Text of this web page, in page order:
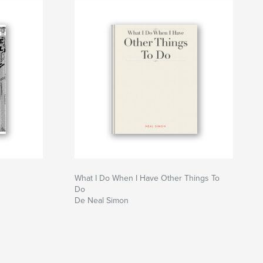
What I Do When I Have Other Things To
Do
De Neal Simon